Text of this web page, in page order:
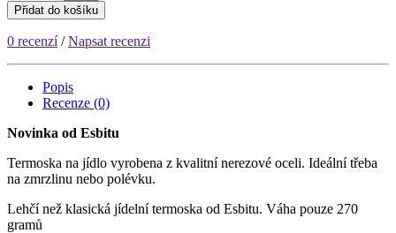
Přidat do košíku
0 recenzí/Napsat recenzi
Popis
Recenze (0)
Novinka od Esbitu
Termoska na jídlo vyrobena z kvalitní nerezové oceli. Ideální třeba
na zmrzlinu nebo polévku.
Lehčí než klasická jídelní termoska od Esbitu. Váha pouze 270
gramů